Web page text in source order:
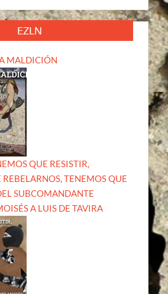
EZLN
MALDICIÓN
QUE RESISTIR,
TENEMOS QUE
SUBCOMANDANTE
A LUIS DE TAVIRA